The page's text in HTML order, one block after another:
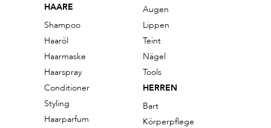
HAARE
Shampoo
Haaröl
Haarmaske
Haarspray
Conditioner
Styling
Haarparfum
Augen
Lippen
Teint
Nägel
Tools
HERREN
Bart
Körperpflege